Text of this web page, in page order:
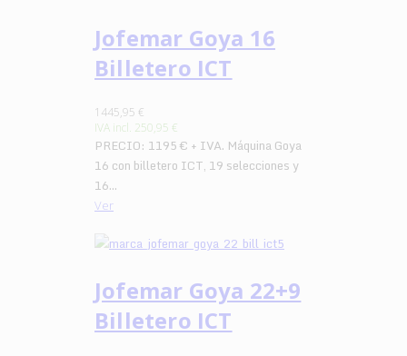
Jofemar Goya 16
Billetero ICT
1445,95 €
IVA incl. 250,95 €
PRECIO: 1195 € + IVA. Máquina Goya
16 con billetero ICT, 19 selecciones y
16...
Ver
Jofemar Goya 22+9
Billetero ICT